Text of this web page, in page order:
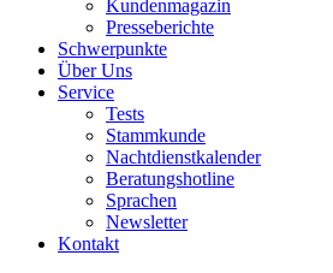
Kundenmagazin
Presseberichte
Schwerpunkte
Über Uns
Service
Tests
Stammkunde
Nachtdienstkalender
Beratungshotline
Sprachen
Newsletter
Kontakt